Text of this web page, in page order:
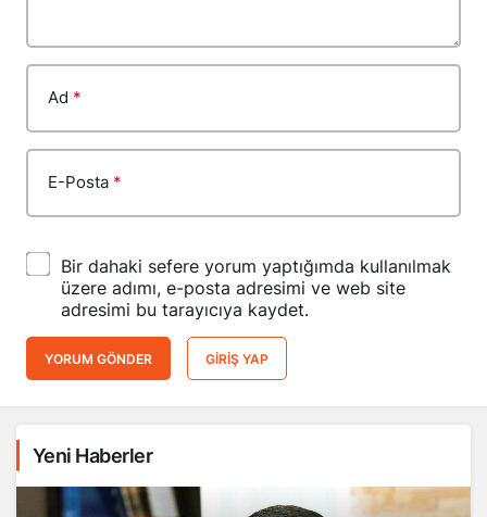
Ad *
E-Posta *
Bir dahaki sefere yorum yaptığımda kullanılmak
üzere adımı, e-posta adresimi ve web site
adresimi bu tarayıcıya kaydet.
YORUM GÖNDER GIRIŞ YAP
Yeni Haberler